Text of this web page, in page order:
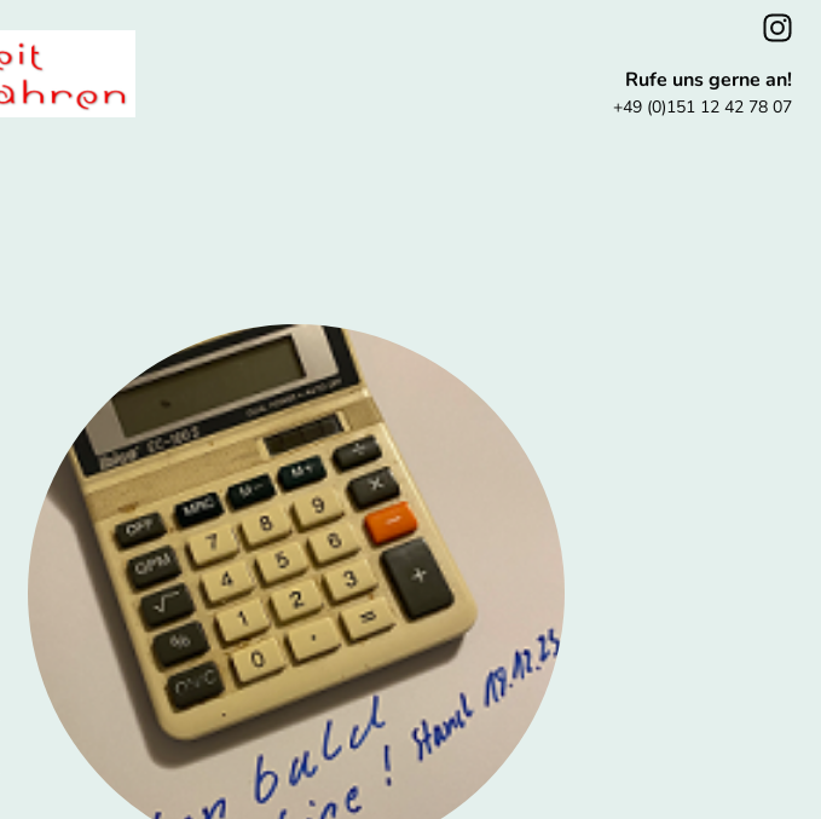
Rufe uns gerne an!
+49 (0)151 12 42 78 07